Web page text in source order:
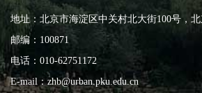
地址：北京市海淀区中关村北大街100号，
大楼
邮编：100871
电话：010-62751172
E-mail：zhb@urban.pku.edu.cn